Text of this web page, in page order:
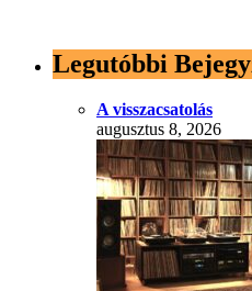
Legutóbbi
A visszacsatolás
augusztus 8, 2026